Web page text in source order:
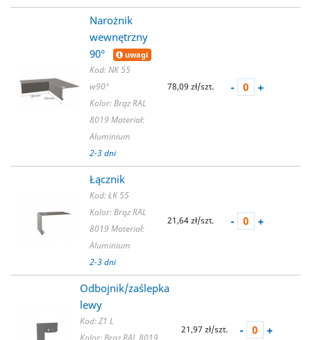
Narożnik
wewnętrzny
90°
uwagi
Kod: NK 55
w90°
Kolor: Brąz RAL
8019 Materiał:
Aluminium
2-3 dni
78,09 zł/szt. - +
Łącznik
Kod: ŁK 55
Kolor: Brąz RAL
8019 Materiał:
Aluminium
2-3 dni
21,64 zł/szt. - +
Odbojnik/zaślepka
lewy
Kod: Z1 L
Kolor: Brąz RAL 8019
21,97 zł/szt. - +